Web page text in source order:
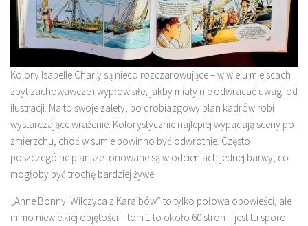
Kolory Isabelle Charly są nieco rozczarowujące – w wielu miejscach
zbyt zachowawcze i wypłowiałe, jakby miały nie odwracać uwagi od
ilustracji. Ma to swoje zalety, bo drobiazgowy plan kadrów robi
wystarczające wrażenie. Kolorystycznie najlepiej wypadają sceny po
zmierzchu, choć w sumie powinno być odwrotnie. Często
poszczególne plansze tonowane są w odcieniach jednej barwy, co
mogłoby być trochę bardziej żywe.
„Anne Bonny. Wilczyca z Karaibów” to tylko połowa opowieści, ale
mimo niewielkiej objętości – tom 1 to około 60 stron – jest tu sporo